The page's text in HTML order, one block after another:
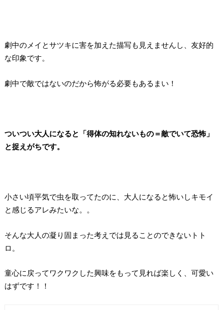
劇中のメイとサツキに害を加えた描写も見えませんし、友好的
な印象です。
劇中で敵ではないのだから怖がる必要もあるまい！
ついつい大人になると「得体の知れないもの＝敵でいて恐怖」
と捉えがちです。
小さい頃平気で虫を取ってたのに、大人になると怖いしキモイ
と感じるアレみたいな。。
そんな大人の凝り固まった考えでは見ることのできないトト
ロ。
童心に戻ってワクワクした興味をもって見れば楽しく、可愛い
はずです！！